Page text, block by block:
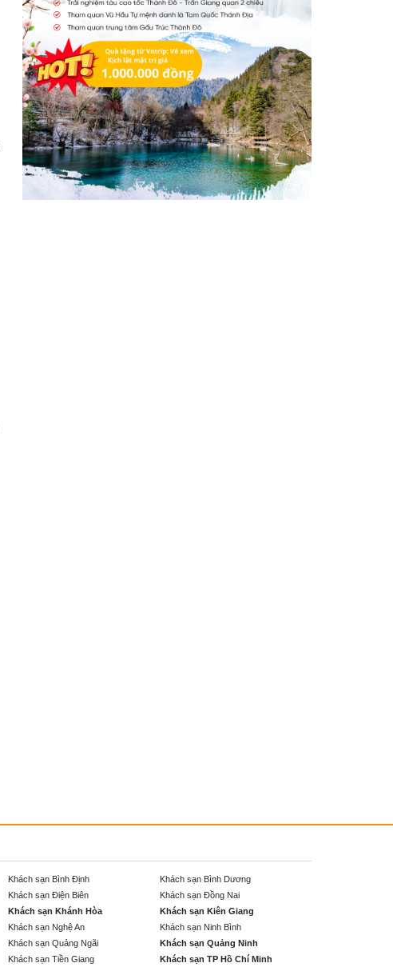
Khách sạn Bình Định
Khách sạn Bình Dương
Khách sạn Điện Biên
Khách sạn Đồng Nai
Khách sạn Khánh Hòa
Khách sạn Kiên Giang
Khách sạn Nghệ An
Khách sạn Ninh Bình
Khách sạn Quảng Ngãi
Khách sạn Quảng Ninh
Khách sạn Tiền Giang
Khách sạn TP Hồ Chí Minh